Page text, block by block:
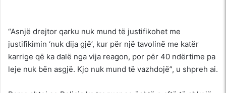
“Asnjë drejtor qarku nuk mund të justifikohet me
justifikimin ‘nuk dija gjë’, kur për një tavolinë me katër
karrige që ka dalë nga vija reagon, por për 40 ndërtime pa
leje nuk bën asgjë. Kjo nuk mund të vazhdojë”, u shpreh ai.